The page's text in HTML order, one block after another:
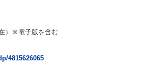
）※電子版を含む
4815626065